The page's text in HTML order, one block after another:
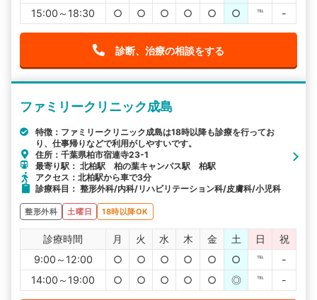
15:00～18:30
○ ○ ○ ○ ○ ○ ℡ -
診断、治療の相談をする
ファミリークリニック成島
特徴：ファミリークリニック成島は18時以降も診療を行ってお
り、仕事帰りなどで利用がしやすいです。
住所：千葉県柏市宿連寺23-1
最寄り駅： 北柏駅 柏の葉キャンパス駅 柏駅
アクセス：北柏駅から車で3分
診療科目： 整形外科/内科/リハビリテーション科/皮膚科/小児科
整形外科 土曜日 18時以降OK
診療時間 月 火 水 木 金 土 日
祝
9:00～12:00
○ ○ ○ ○ ○ ○ ℡
-
14:00～19:00
○ ○ ○ ○ ○ ◎ ℡ -